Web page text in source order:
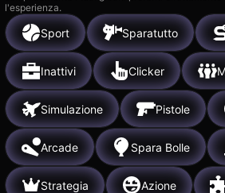
l'esperienza.
Sport Sparatutto
Inattivi Clicker
Simulazione Pistole
Arcade Spara Bolle
Strategia Azione